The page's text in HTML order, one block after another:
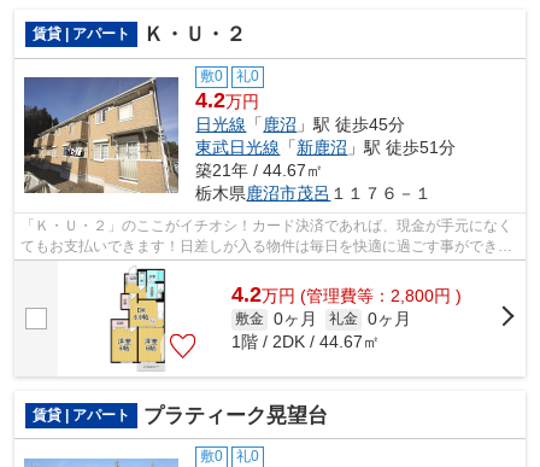
賃貸 | アパート Ｋ・Ｕ・２
敷0 礼0
4.2万円
日光線 「 鹿沼 」駅 徒歩45分
東武日光線 「新鹿沼 」駅 徒歩51分
築21年 / 44.67㎡
栃木県鹿沼市茂呂 １１７６－１
「Ｋ・Ｕ・２」のここがイチオシ！カード決済であれば、現金が手元になく
てもお支払いできます！日差しが入る物件は毎日を快適に過ごす事ができる
物件です！こちらの物件はアパートで...
4.2万円 (管理費等：2,800円 )
敷金 0ヶ月 礼金 0ヶ月
1階 / 2DK / 44.67㎡
賃貸 | アパート プラティーク晃望台
敷0 礼0